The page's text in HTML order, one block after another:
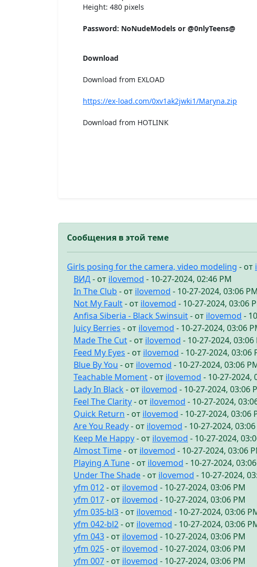
Height: 480 pixels
Password: NoNudeModels or @0nlyTeens@
Download
Download from EXLOAD
https://ex-load.com/0xv1ak2jwki1/Maryna.zip
Download from HOTLINK
Сообщения в этой теме
Girls posing for the camera, video modeling - от
ВИД- от ilovemod - 10-27-2024, 02:46 PM
In The Club - от ilovemod - 10-27-2024, 03:06 PM
Not My Fault- от ilovemod - 10-27-2024, 03:06
Anfisa Siberia - Black Swinsuit- от ilovemod -
Juicy Berries - от ilovemod - 10-27-2024, 03:06
Made The Cut- от ilovemod - 10-27-2024, 03:06
Feed My Eyes - от ilovemod - 10-27-2024, 03:06
Blue By You - от ilovemod - 10-27-2024, 03:06
Teachable Moment- от ilovemod - 10-27-2024,
Lady In Black - от ilovemod - 10-27-2024, 03:06
Feel The Clarity- от ilovemod - 10-27-2024,
Quick Return - от ilovemod - 10-27-2024, 03:06
Are You Ready- от ilovemod - 10-27-2024,
Keep Me Happy- от ilovemod - 10-27-2024,
Almost Time- от ilovemod - 10-27-2024, 03:06
Playing A Tune- от ilovemod - 10-27-2024,
Under The Shade- от ilovemod - 10-27-2024,
yfm 012- от ilovemod - 10-27-2024, 03:06 PM
yfm 017- от ilovemod - 10-27-2024, 03:06 PM
yfm 035-bl3- от ilovemod - 10-27-2024, 03:06
yfm 042-bl2- от ilovemod - 10-27-2024, 03:06
yfm 043- от ilovemod - 10-27-2024, 03:06 PM
yfm 025- от ilovemod - 10-27-2024, 03:06 PM
yfm 007- от ilovemod - 10-27-2024, 03:06 PM